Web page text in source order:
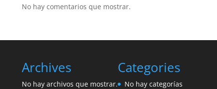
No hay comentarios que mostrar.
Archives
No hay archivos que mostrar.
Categories
No hay categorías